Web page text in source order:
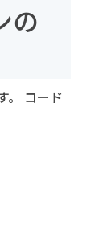
の
。 コード